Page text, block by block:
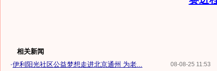
相关新闻
08-08-25 11:53
·伊利阳光社区公益梦想走进北京通州 为老...